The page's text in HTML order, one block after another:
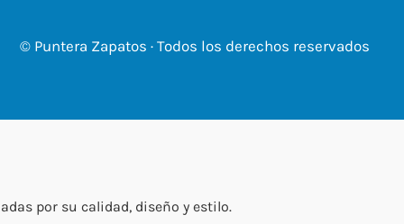
© Puntera Zapatos · Todos los derechos reservados
por su calidad, diseño y estilo.